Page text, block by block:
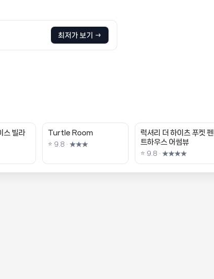
최저가 보기 →
스 빌라 Turtle Room
⭐ 9.8 · ★★★
럭셔리 더 하이츠 푸켓 펜
트하우스 어썸뷰
⭐ 9.8 · ★★★★